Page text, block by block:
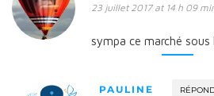
23 juillet 2017 at 14 h 09
sympa ce marché
PAULINE